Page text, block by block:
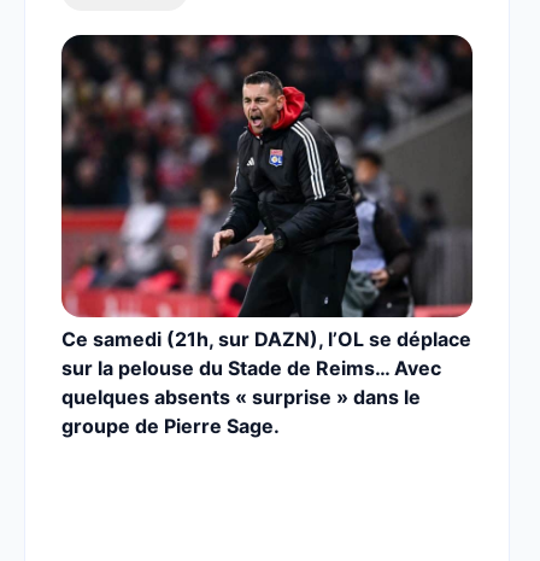
Ce samedi (21h, sur DAZN), l’OL se déplace
sur la pelouse du Stade de Reims… Avec
quelques absents « surprise » dans le
groupe de Pierre Sage.